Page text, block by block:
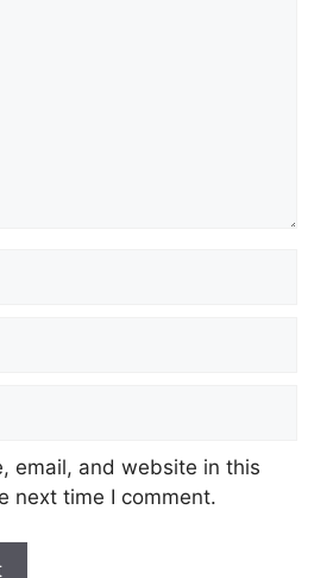
email, and website in this
next time I comment.